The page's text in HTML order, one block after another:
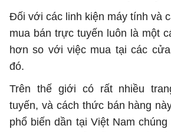
Đối với các linh kiện máy tính và
mua bán trực tuyến luôn là một
hơn so với việc mua tại các
đó.
Trên thế giới có rất nhiều
tuyến, và cách thức bán hàng
phổ biến dần tại Việt Nam